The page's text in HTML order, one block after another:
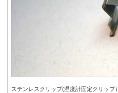
ステンレスクリップ(温度計固定クリップ）